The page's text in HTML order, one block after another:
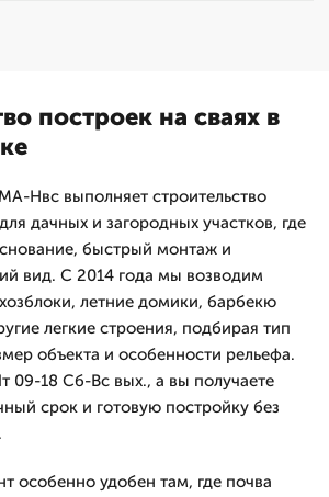
построек на сваях в
Нвс выполняет строительство
дачных и загородных участков, где
быстрый монтаж и
вид. С 2014 года мы возводим
летние домики, барбекю
легкие строения, подбирая тип
объекта и особенности рельефа.
09-18 Сб-Вс вых., а вы получаете
срок и готовую постройку без
особенно удобен там, где почва